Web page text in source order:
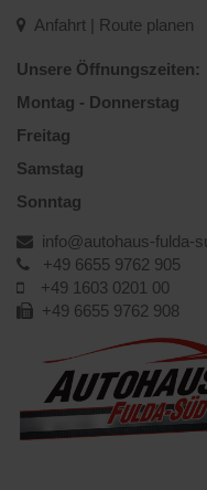
Anfahrt | Route planen
Unsere Öffnungszeiten:
Montag - Donnerstag
Freitag
Samstag
Sonntag
info@autohaus-fulda-
+49 6655 9762 905
+49 1603 0201 00
+49 6655 9762 908